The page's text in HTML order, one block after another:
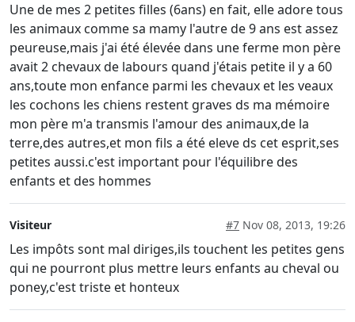
Une de mes 2 petites filles (6ans) en fait, elle adore tous
les animaux comme sa mamy l'autre de 9 ans est assez
peureuse,mais j'ai été élevée dans une ferme mon père
avait 2 chevaux de labours quand j'étais petite il y a 60
ans,toute mon enfance parmi les chevaux et les veaux
les cochons les chiens restent graves ds ma mémoire
mon père m'a transmis l'amour des animaux,de la
terre,des autres,et mon fils a été eleve ds cet esprit,ses
petites aussi.c'est important pour l'équilibre des
enfants et des hommes
Visiteur #7 Nov 08, 2013, 19:26
Les impôts sont mal diriges,ils touchent les petites gens
qui ne pourront plus mettre leurs enfants au cheval ou
poney,c'est triste et honteux